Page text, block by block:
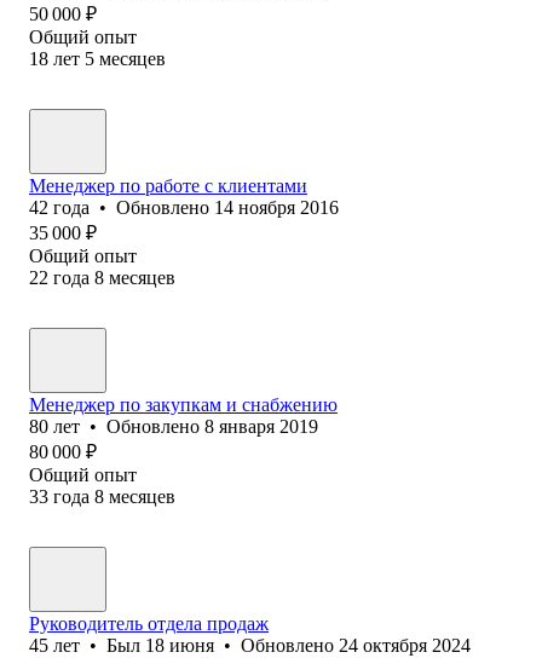
50 000 ₽
Общий опыт
18 лет 5 месяцев
Менеджер по работе с клиентами
42 года • Обновлено 14 ноября 2016
35 000 ₽
Общий опыт
22 года 8 месяцев
Менеджер по заку‎пкам и снабжению
80 лет • Обновлено 8 января 2019
80 000 ₽
Общий опыт
33 года 8 месяцев
Руководитель отдела продаж
45 лет • Был 18 июня • Обновлено 24 октября 2024